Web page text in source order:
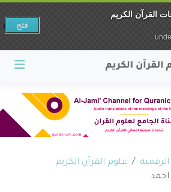
علوم القرآن الكريم
القرآن الكريم
فتح